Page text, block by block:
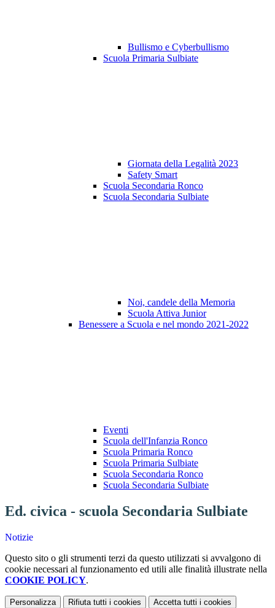
Bullismo e Cyberbullismo
Scuola Primaria Sulbiate
Giornata della Legalità 2023
Safety Smart
Scuola Secondaria Ronco
Scuola Secondaria Sulbiate
Noi, candele della Memoria
Scuola Attiva Junior
Benessere a Scuola e nel mondo 2021-2022
Eventi
Scuola dell'Infanzia Ronco
Scuola Primaria Ronco
Scuola Primaria Sulbiate
Scuola Secondaria Ronco
Scuola Secondaria Sulbiate
Ed. civica - scuola Secondaria Sulbiate
Notizie
Questo sito o gli strumenti terzi da questo utilizzati si avvalgono di
cookie necessari al funzionamento ed utili alle finalità illustrate nella
COOKIE POLICY.
Personalizza Rifiuta tutti i cookies Accetta tutti i cookies